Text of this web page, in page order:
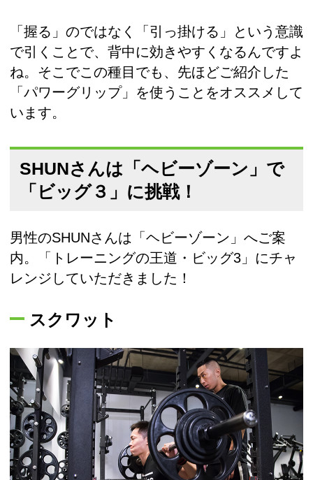
「握る」のではなく「引っ掛ける」という意識
で引くことで、背中に効きやすくなるんですよ
ね。そこでこの種目でも、先ほどご紹介した
「パワーグリップ」を使うことをオススメして
います。
SHUNさんは「ヘビーゾーン」で
「ビッグ３」に挑戦！
男性のSHUNさんは「ヘビーゾーン」へご案
内。「トレーニングの王道・ビッグ3」にチャ
レンジしていただきました！
スクワット